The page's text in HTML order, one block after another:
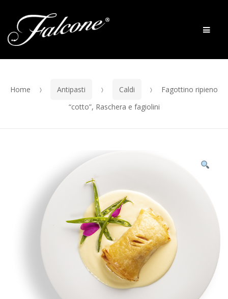
Skip to navigation
Skip to content
Home Antipasti Caldi
Fagottino ripieno
“cotto”, Raschera e fagiolini